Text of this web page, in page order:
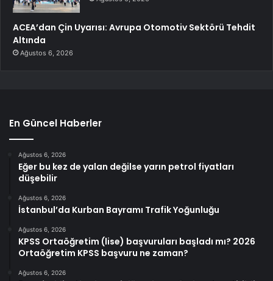
ACEA’dan Çin Uyarısı: Avrupa Otomotiv Sektörü Tehdit
Altında
Ağustos 6, 2026
En Güncel Haberler
Ağustos 6, 2026
Eğer bu kez de yalan değilse yarın petrol fiyatları
düşebilir
Ağustos 6, 2026
İstanbul’da Kurban Bayramı Trafik Yoğunluğu
Ağustos 6, 2026
KPSS Ortaöğretim (lise) başvuruları başladı mı? 2026
Ortaöğretim KPSS başvuru ne zaman?
Ağustos 6, 2026